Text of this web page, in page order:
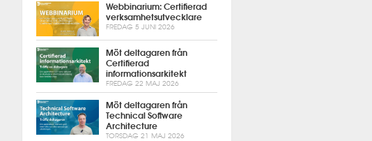
Webbinarium: Certifierad
verksamhetsutvecklare
FREDAG 5 JUNI 2026
Möt deltagaren från
Certifierad
informationsarkitekt
FREDAG 22 MAJ 2026
Möt deltagaren från
Technical Software
Architecture
TORSDAG 21 MAJ 2026